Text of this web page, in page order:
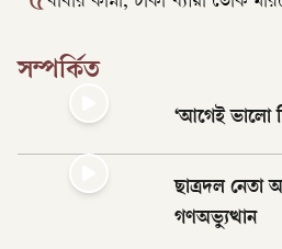
সম্পর্কিত
‘আগেই ভালো
ছাত্রদল নেতা
গণঅভ্যুত্থান